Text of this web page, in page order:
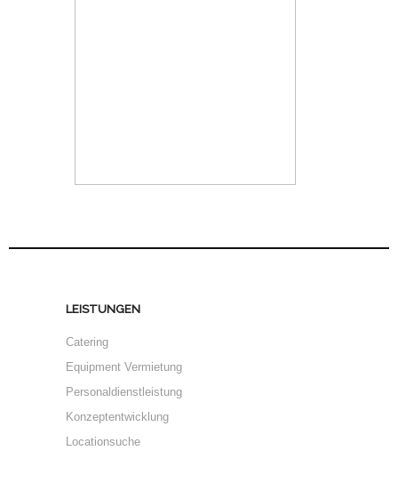
LEISTUNGEN
Catering
Equipment Vermietung
Personaldienstleistung
Konzeptentwicklung
Locationsuche